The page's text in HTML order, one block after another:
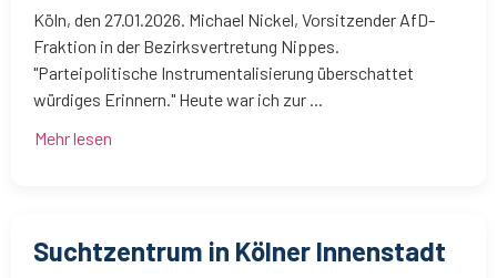
Köln, den 27.01.2026. Michael Nickel, Vorsitzender AfD-
Fraktion in der Bezirksvertretung Nippes.
"Parteipolitische Instrumentalisierung überschattet
würdiges Erinnern." Heute war ich zur ...
Mehr lesen
Suchtzentrum in Kölner Innenstadt